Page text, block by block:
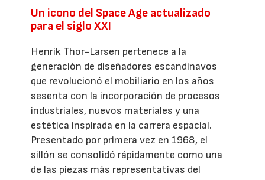
Un icono del Space Age actualizado
para el siglo XXI
Henrik Thor-Larsen pertenece a la
generación de diseñadores escandinavos
que revolucionó el mobiliario en los años
sesenta con la incorporación de procesos
industriales, nuevos materiales y una
estética inspirada en la carrera espacial.
Presentado por primera vez en 1968, el
sillón se consolidó rápidamente como una
de las piezas más representativas del